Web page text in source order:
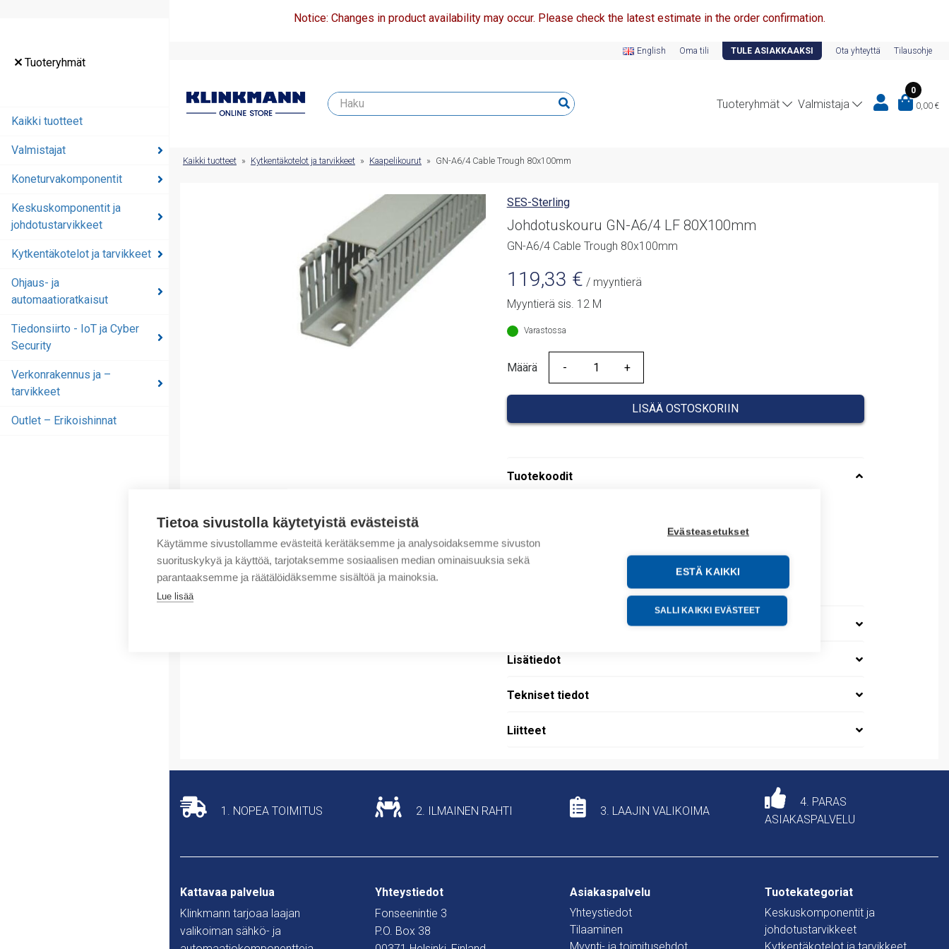
Tietoa sivustolla käytetyistä evästeistä
Käytämme sivustollamme evästeitä kerätäksemme ja analysoidaksemme sivuston
suorituskykyä ja käyttöä, tarjotaksemme sosiaalisen median ominaisuuksia sekä
parantaaksemme ja räätälöidäksemme sisältöä ja mainoksia.
Lue lisää
Evästeasetukset
ESTÄ KAIKKI
SALLI KAIKKI EVÄSTEET
Tuoteryhmät
Kaikki tuotteet
Valmistajat
Koneturvakomponentit
Keskuskomponentit ja
johdotustarvikkeet
Kytkentäkotelot ja tarvikkeet
Ohjaus- ja
automaatioratkaisut
Tiedonsiirto - IoT ja Cyber
Security
Verkonrakennus ja –
tarvikkeet
Outlet – Erikoishinnat
Notice: Changes in product availability may occur. Please check the latest estimate in the order confirmation.
English Oma tili TULE ASIAKKAAKSI Ota yhteyttä Tilausohje
Tuoteryhmät Valmistaja
0
0,00 €
Kaikki tuotteet » Kytkentäkotelot ja tarvikkeet » Kaapelikourut » GN-A6/4 Cable Trough 80x100mm
SES-Sterling
Johdotuskouru GN-A6/4 LF 80X100mm
GN-A6/4 Cable Trough 80x100mm
119,33 € / myyntierä
Myyntierä sis. 12 M
Varastossa
Määrä
Määrä
LISÄÄ OSTOSKORIIN
Tuotekoodit
Product order number: 08390165013
Valmistajan tuotenumero: 0839 0165 013
Sähkönumero: 1419236
Tuotteen tullikoodi: 39259020
Lisätiedot
Tekniset tiedot
Liitteet
1. NOPEA TOIMITUS 2. ILMAINEN RAHTI 3. LAAJIN VALIKOIMA
4. PARAS
ASIAKASPALVELU
Kattavaa palvelua
Klinkmann tarjoaa laajan
valikoiman sähkö- ja
Yhteystiedot
Fonseenintie 3
P.O. Box 38
Asiakaspalvelu
Yhteystiedot
Tilaaminen
Tuotekategoriat
Keskuskomponentit ja
johdotustarvikkeet